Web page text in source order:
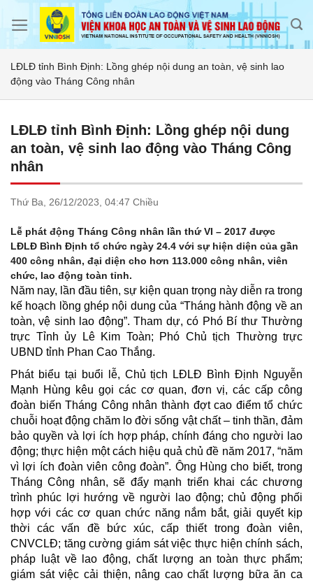
LĐLĐ tỉnh Bình Định: Lồng ghép nội dung an toàn, vệ sinh lao
động vào Tháng Công nhân
LĐLĐ tỉnh Bình Định: Lồng ghép nội dung
an toàn, vệ sinh lao động vào Tháng Công
nhân
Thứ Ba, 26/12/2023, 04:47 Chiều
Lễ phát động Tháng Công nhân lần thứ VI – 2017 được
LĐLĐ Bình Định tổ chức ngày 24.4 với sự hiện diện của gần
400 công nhân, đại diện cho hơn 113.000 công nhân, viên
chức, lao động toàn tỉnh.
Năm nay, lần đầu tiên, sự kiện quan trọng này diễn ra trong
kế hoạch lồng ghép nội dung của “Tháng hành động về an
toàn, vệ sinh lao động”. Tham dự, có Phó Bí thư Thường
trực Tỉnh ủy Lê Kim Toàn; Phó Chủ tịch Thường trực
UBND tỉnh Phan Cao Thắng.
Phát biểu tại buổi lễ, Chủ tịch LĐLĐ Bình Định Nguyễn
Mạnh Hùng kêu gọi các cơ quan, đơn vị, các cấp công
đoàn biến Tháng Công nhân thành đợt cao điểm tổ chức
chuỗi hoạt động chăm lo đời sống vật chất – tinh thần, đảm
bảo quyền và lợi ích hợp pháp, chính đáng cho người lao
động; thực hiện một cách hiệu quả chủ đề năm 2017, “năm
vì lợi ích đoàn viên công đoàn”. Ông Hùng cho biết, trong
Tháng Công nhân, sẽ đẩy mạnh triển khai các chương
trình phúc lợi hướng về người lao động; chủ động phối
hợp với các cơ quan chức năng nắm bắt, giải quyết kịp
thời các vấn đề bức xúc, cấp thiết trong đoàn viên,
CNVCLĐ; tăng cường giám sát việc thực hiện chính sách,
pháp luật về lao động, chất lượng an toàn thực phẩm;
giám sát việc cải thiện, nâng cao chất lượng bữa ăn ca